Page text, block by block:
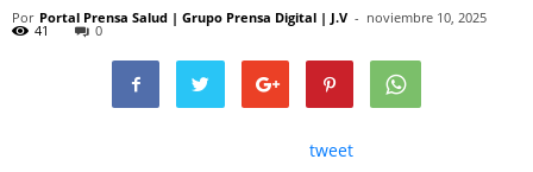
Por Portal Prensa Salud | Grupo Prensa Digital | J.V - noviembre 10, 2025
41 0
tweet